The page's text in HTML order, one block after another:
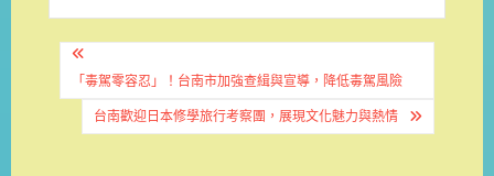
文
章「毒駕零容忍」！台南市加強查緝與宣導，降低毒駕風險
台南歡迎日本修學旅行考察團，展現文化魅力與熱情